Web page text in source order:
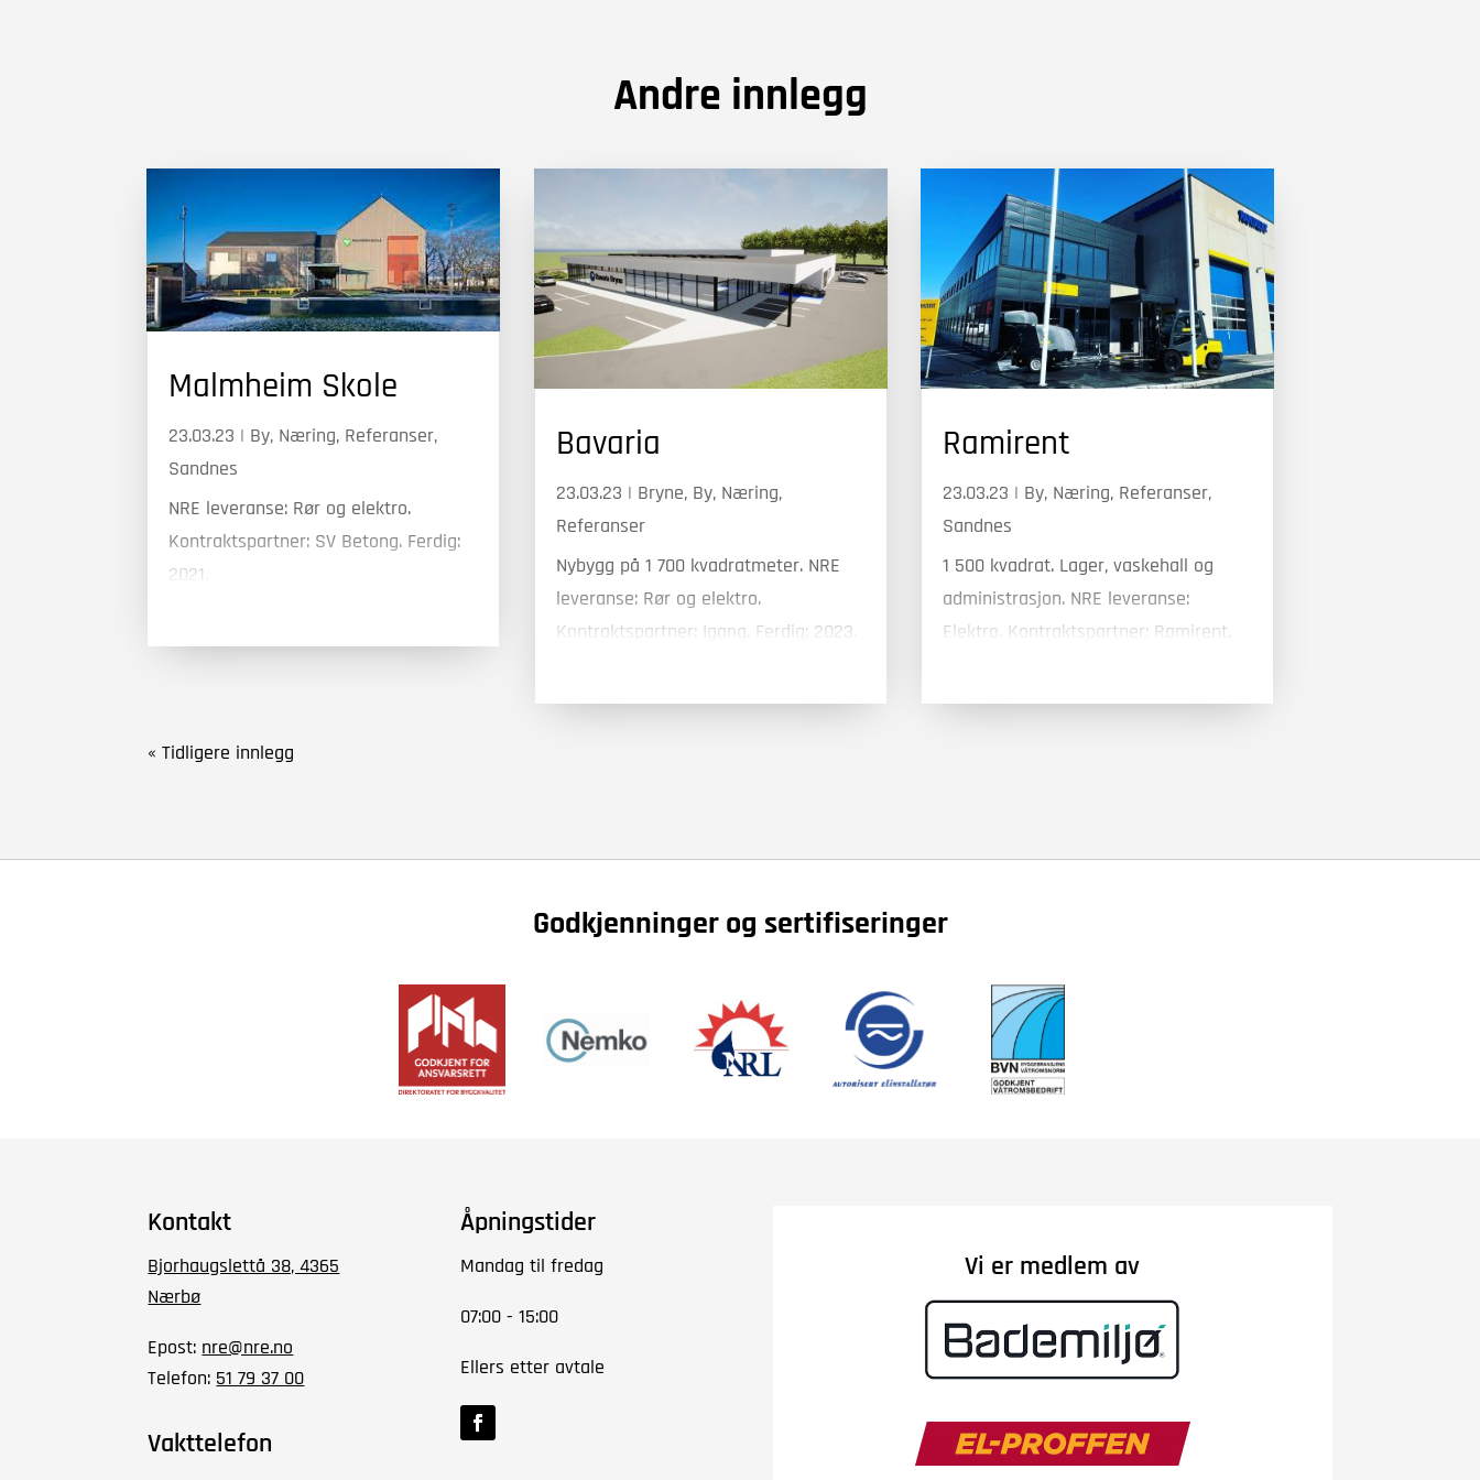
Andre innlegg
Malmheim Skole
23.03.23 | By, Næring, Referanser,
Sandnes
NRE leveranse: Rør og elektro.
Kontraktspartner: SV Betong. Ferdig:
2021.
Bavaria
23.03.23 | Bryne, By, Næring,
Referanser
Nybygg på 1 700 kvadratmeter. NRE
leveranse: Rør og elektro.
Kontraktspartner: Igang. Ferdig: 2023.
Ramirent
23.03.23 | By, Næring, Referanser,
Sandnes
1 500 kvadrat. Lager, vaskehall og
administrasjon. NRE leveranse:
Elektro. Kontraktspartner: Ramirent.
« Tidligere innlegg
Godkjenninger og sertifiseringer
Kontakt
Bjorhaugslettå 38, 4365
Nærbø
Epost: nre@nre.no
Telefon: 51 79 37 00
Vakttelefon
Åpningstider
Mandag til fredag
07:00 - 15:00
Ellers etter avtale
Vi er medlem av